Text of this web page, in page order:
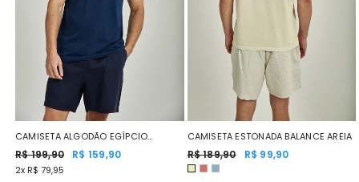
CAMISETA ALGODÃO EGÍPCIO
SURFER SOUL AZUL MARINHO
R$ 199,90 R$ 159,90
2x R$ 79,95
CAMISETA ESTONADA BALANCE AREIA
R$ 189,90 R$ 99,90